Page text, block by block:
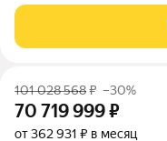
последнем этаже
Васильевском острове.
101 028 568₽ –30%
70 719 999₽
от 362 931 ₽ в месяц